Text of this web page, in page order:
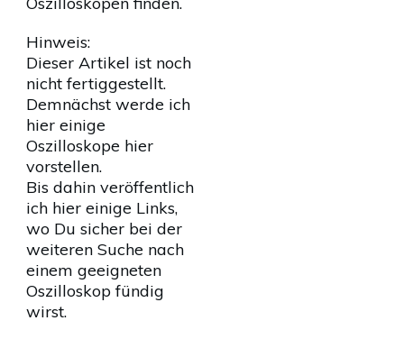
Hinweis:
Dieser Artikel ist noch
nicht fertiggestellt.
Demnächst werde ich
hier einige
Oszilloskope hier
vorstellen.
Bis dahin veröffentlich
ich hier einige Links,
wo Du sicher bei der
weiteren Suche nach
einem geeigneten
Oszilloskop fündig
wirst.